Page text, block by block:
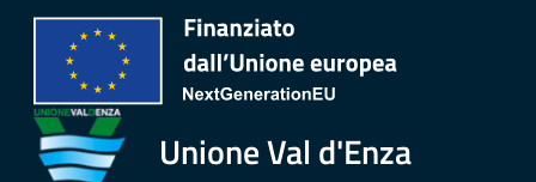
Unione Val d'Enza